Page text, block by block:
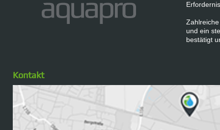
und ein
bestätigt
Kontakt